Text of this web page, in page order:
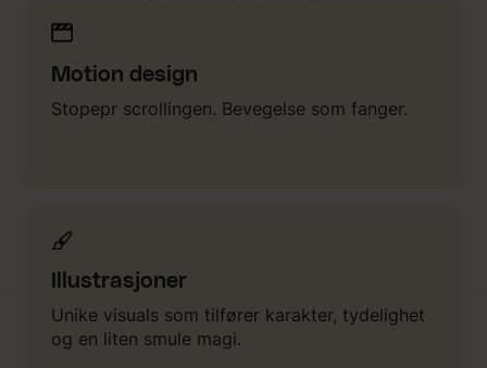
Motion design
Stopepr scrollingen. Bevegelse som fanger.
Illustrasjoner
Unike visuals som tilfører karakter, tydelighet
og en liten smule magi.